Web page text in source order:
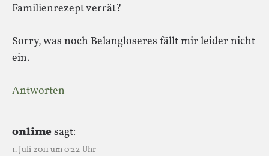
Familienrezept verrät?
Sorry, was noch Belangloseres fällt mir leider nicht
ein.
Antworten
onlimesagt:
1. Juli 2011 um 0:22 Uhr